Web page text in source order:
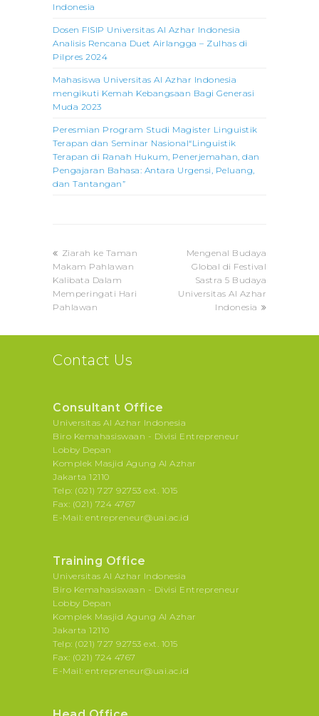
Indonesia
Dosen FISIP Universitas Al Azhar Indonesia
Analisis Rencana Duet Airlangga – Zulhas di
Pilpres 2024
Mahasiswa Universitas Al Azhar Indonesia
mengikuti Kemah Kebangsaan Bagi Generasi
Muda 2023
Peresmian Program Studi Magister Linguistik
Terapan dan Seminar Nasional“Linguistik
Terapan di Ranah Hukum, Penerjemahan, dan
Pengajaran Bahasa: Antara Urgensi, Peluang,
dan Tantangan”
previous
post:
Ziarah ke Taman
Makam Pahlawan
Kalibata Dalam
Memperingati Hari
Pahlawan
next
post:
Mengenal Budaya
Global di Festival
Sastra 5 Budaya
Universitas Al Azhar
Indonesia
Contact Us
Consultant Office
Universitas Al Azhar Indonesia
Biro Kemahasiswaan - Divisi Entrepreneur
Lobby Depan
Komplek Masjid Agung Al Azhar
Jakarta 12110
Telp: (021) 727 92753 ext. 1015
Fax: (021) 724 4767
E-Mail: entrepreneur@uai.ac.id
Training Office
Universitas Al Azhar Indonesia
Biro Kemahasiswaan - Divisi Entrepreneur
Lobby Depan
Komplek Masjid Agung Al Azhar
Jakarta 12110
Telp: (021) 727 92753 ext. 1015
Fax: (021) 724 4767
E-Mail: entrepreneur@uai.ac.id